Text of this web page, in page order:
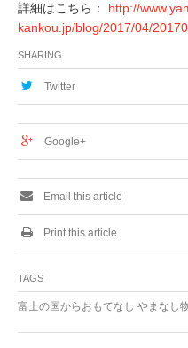
詳細はこちら： http://
kankou.jp/blog/2017/04/
SHARING
Twitter
Google+
Email this article
Print this article
TAGS
富士の国からおもてなし やまなし